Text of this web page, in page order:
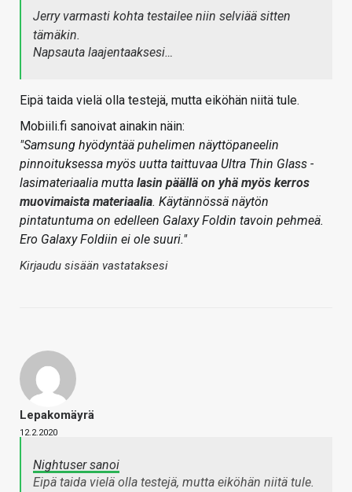
Jerry varmasti kohta testailee niin selviää sitten
tämäkin.
Napsauta laajentaaksesi…
Eipä taida vielä olla testejä, mutta eiköhän niitä tule.
Mobiili.fi sanoivat ainakin näin:
"Samsung hyödyntää puhelimen näyttöpaneelin
pinnoituksessa myös uutta taittuvaa Ultra Thin Glass -
lasimateriaalia mutta lasin päällä on yhä myös kerros
muovimaista materiaalia. Käytännössä näytön
pintatuntuma on edelleen Galaxy Foldin tavoin pehmeä.
Ero Galaxy Foldiin ei ole suuri."
Kirjaudu sisään vastataksesi
Lepakomäyrä
12.2.2020
Nightuser sanoi
Eipä taida vielä olla testejä, mutta eiköhän niitä tule.